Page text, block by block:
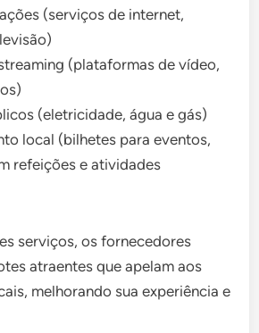
(serviços de internet,
(plataformas de vídeo,
(eletricidade, água e gás)
local (bilhetes para eventos,
refeições e atividades
serviços, os fornecedores
atraentes que apelam aos
melhorando sua experiência e